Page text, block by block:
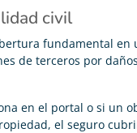
civil
fundamental en
de terceros por
en el portal o si un
el seguro